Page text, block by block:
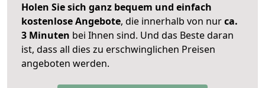
Holen Sie sich ganz bequem und einfach
kostenlose Angebote, die innerhalb von nurca.
3 Minuten bei Ihnen sind. Und das Beste daran
ist, dass all dies zu erschwinglichen Preisen
angeboten werden.